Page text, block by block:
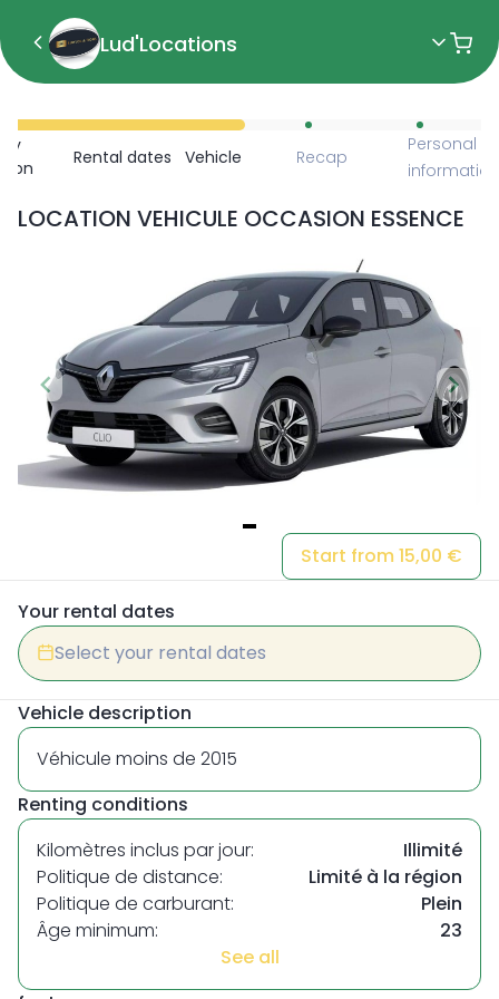
Lud'Locations
Rental dates Vehicle Recap
Personal
information
LOCATION VEHICULE OCCASION ESSENCE
Start from 15,00 €
Your rental dates
Select your rental dates
Vehicle description
Véhicule moins de 2015
Renting conditions
Kilomètres inclus par jour:
Illimité
Politique de distance:
Limité à la région
Politique de carburant:
Plein
Âge minimum:
23
See all